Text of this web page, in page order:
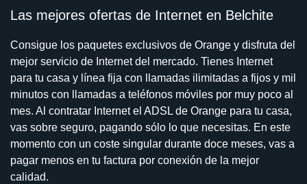
Las mejores ofertas de Internet en Belchite
Consigue los paquetes exclusivos de Orange y disfruta del
mejor servicio de Internet del mercado. Tienes Internet
para tu casa y línea fija con llamadas ilimitadas a fijos y mil
minutos con llamadas a teléfonos móviles por muy poco al
mes. Al contratar Internet el ADSL de Orange para tu casa,
vas sobre seguro, pagando sólo lo que necesitas. En este
momento con un coste singular durante doce meses, vas a
pagar menos en tu factura por conexión de la mejor
calidad.